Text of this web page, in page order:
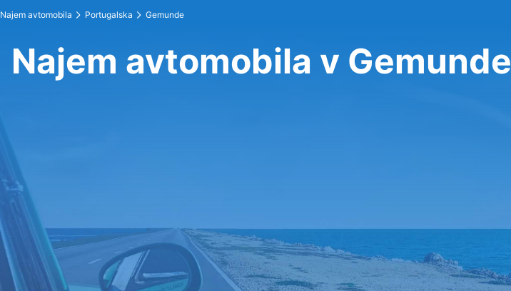
Najem avtomobila Portugalska Gemunde
Najem avtomobila v Gemunde